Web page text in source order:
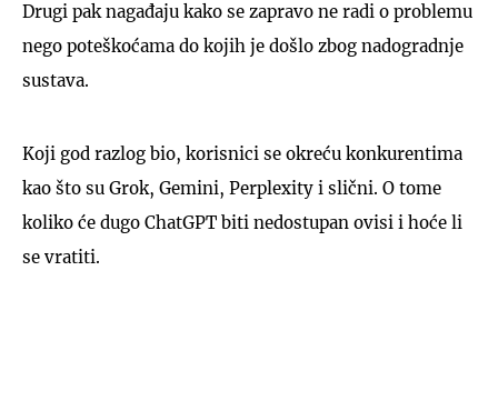
Drugi pak nagađaju kako se zapravo ne radi o problemu
nego poteškoćama do kojih je došlo zbog nadogradnje
sustava.
Koji god razlog bio, korisnici se okreću konkurentima
kao što su Grok, Gemini, Perplexity i slični. O tome
koliko će dugo ChatGPT biti nedostupan ovisi i hoće li
se vratiti.